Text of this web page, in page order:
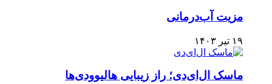
مزیت آب‌درمانی
۱۹ تیر ۱۴۰۳
ماسک ال‌ای‌دی؛ راز زیبایی هالیوودی‌ها